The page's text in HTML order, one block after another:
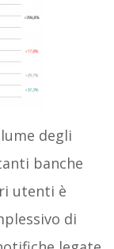
degli
banche
utenti è
di